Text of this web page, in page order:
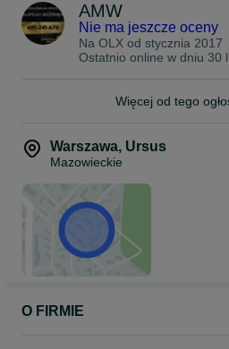
--- --- ---
OBOWIĄZKI KLIENTA -->
odbiorze felg zweryfikuj ich stan
produkcyjnych i krzywizn) PRZED
zabrudzenia, rysy) NIE
AMW
Nie ma jeszcze oceny
Na OLX od stycznia 2017
Ostatnio online w dniu 30
Więcej od tego
Warszawa, Ursus
Mazowieckie
O FIRMIE